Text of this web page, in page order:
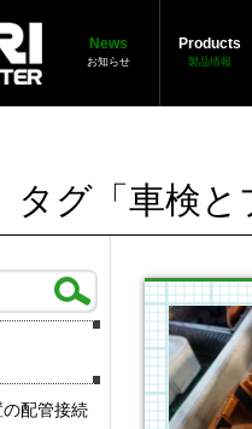
News
お知らせ
Products
製品情報
タグ「車検
配管接続